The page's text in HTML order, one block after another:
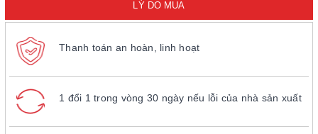
LÝ DO MUA
Thanh toán an hoàn, linh hoạt
1 đổi 1 trong vòng 30 ngày nếu lỗi của nhà sản xuất